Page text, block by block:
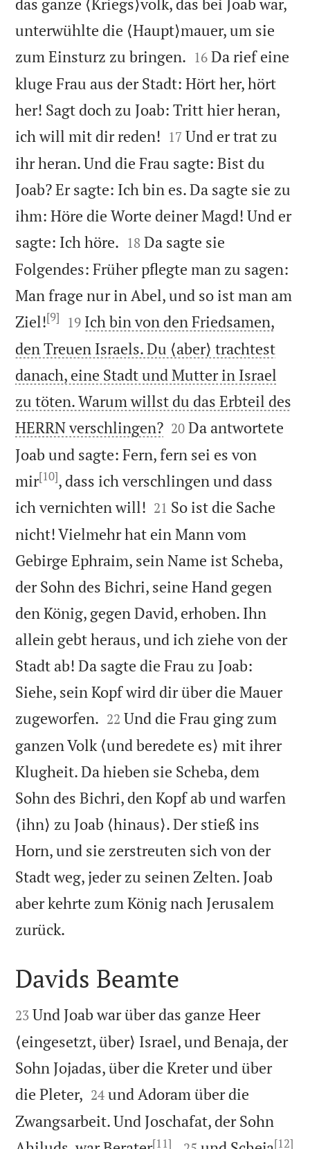
unterwühlte die ⟨Haupt⟩mauer, um sie
zum Einsturz zu bringen. 

16 Da rief eine
kluge Frau aus der Stadt: Hört her, hört
her! Sagt doch zu Joab: Tritt hier heran,
ich will mit dir reden! 

17 Und er trat zu
ihr heran. Und die Frau sagte: Bist du
Joab? Er sagte: Ich bin es. Da sagte sie zu
ihm: Höre die Worte deiner Magd! Und er
sagte: Ich höre. 

18 Da sagte sie
Folgendes: Früher pflegte man zu sagen:
Man frage nur in Abel, und so ist man am
Ziel![9] 

19 Ich bin von den Friedsamen,
den Treuen Israels. Du ⟨aber⟩ trachtest
danach, eine Stadt und Mutter in Israel
zu töten. Warum willst du das Erbteil des
HERRN verschlingen?
20 Da antwortete
Joab und sagte: Fern, fern sei es von
mir[10], dass ich verschlingen und dass
ich vernichten will! 

21 So ist die Sache
nicht! Vielmehr hat ein Mann vom
Gebirge Ephraim, sein Name ist Scheba,
der Sohn des Bichri, seine Hand gegen
den König, gegen David, erhoben. Ihn
allein gebt heraus, und ich ziehe von der
Stadt ab! Da sagte die Frau zu Joab:
Siehe, sein Kopf wird dir über die Mauer
zugeworfen. 

22 Und die Frau ging zum
ganzen Volk ⟨und beredete es⟩ mit ihrer
Klugheit. Da hieben sie Scheba, dem
Sohn des Bichri, den Kopf ab und warfen
⟨ihn⟩ zu Joab ⟨hinaus⟩. Der stieß ins
Horn, und sie zerstreuten sich von der
Stadt weg, jeder zu seinen Zelten. Joab
aber kehrte zum König nach Jerusalem
zurück.

Davids Beamte

23 Und Joab war über das ganze Heer
⟨eingesetzt, über⟩ Israel, und Benaja, der
Sohn Jojadas, über die Kreter und über
die Pleter, 

24 und Adoram über die
Zwangsarbeit. Und Joschafat, der Sohn
[11] [12]